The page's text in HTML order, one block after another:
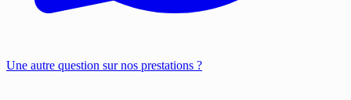
Une autre question sur nos prestations ?